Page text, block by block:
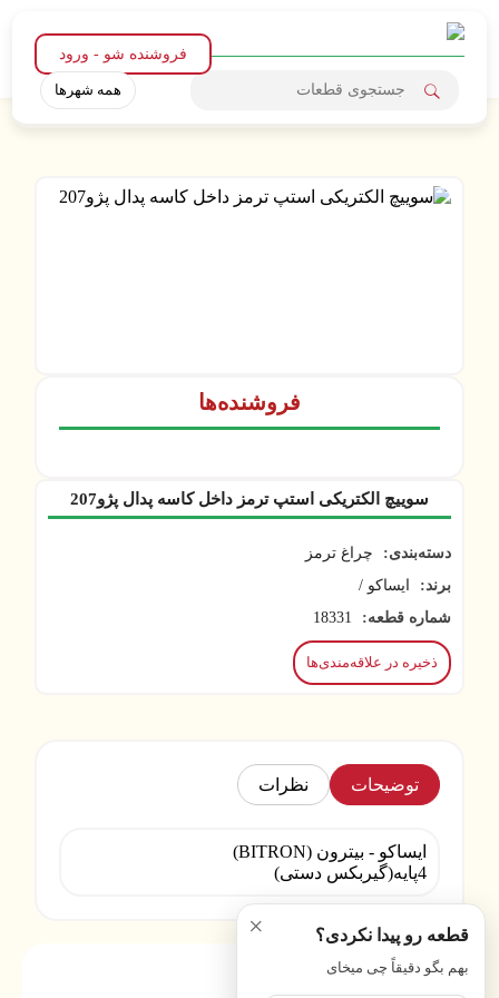
فروشنده شو - ورود
همه شهرها
× قطعه رو پیدا نکردی؟
بهم بگو دقیقاً چی میخای
سوییچ الکتریکی استپ ترمز داخل کاسه پدال پژو207
دسته‌بندی:
چراغ ترمز
برند:
ایساکو /
شماره قطعه:
18331
ذخیره در علاقه‌مندی‌ها
فروشنده‌ها
توضیحات نظرات
ایساکو - بیترون (BITRON)
4پایه(گیربکس دستی)